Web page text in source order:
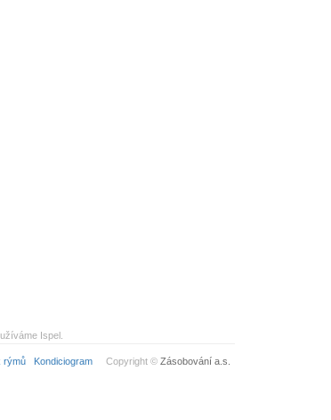
Ispel.
rýmů Kondiciogram Copyright © Zásobování a.s.